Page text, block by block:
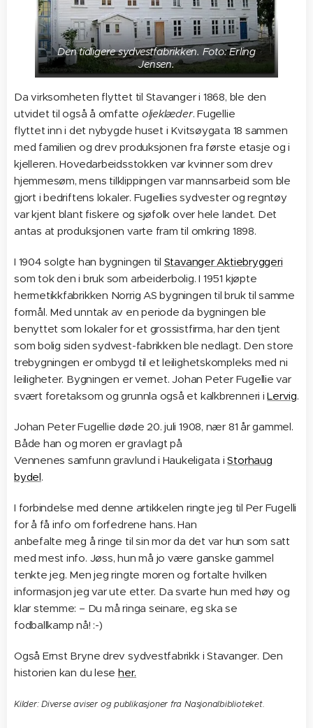
Den tidligere sydvestfabrikken. Foto: Erling
Jensen.
Da virksomheten flyttet til Stavanger i 1868, ble den
utvidet til også å omfatte oljeklæder. Fugellie
flyttet inn i det nybygde huset i Kvitsøygata 18 sammen
med familien og drev produksjonen fra første etasje og i
kjelleren. Hovedarbeidsstokken var kvinner som drev
hjemmesøm, mens tilklippingen var mannsarbeid som ble
gjort i bedriftens lokaler. Fugellies sydvester og regntøy
var kjent blant fiskere og sjøfolk over hele landet. Det
antas at produksjonen varte fram til omkring 1898.
I 1904 solgte han bygningen til Stavanger Aktiebryggeri
som tok den i bruk som arbeiderbolig. I 1951 kjøpte
hermetikkfabrikken Norrig AS bygningen til bruk til samme
formål. Med unntak av en periode da bygningen ble
benyttet som lokaler for et grossistfirma, har den tjent
som bolig siden sydvest-fabrikken ble nedlagt. Den store
trebygningen er ombygd til et leilighetskompleks med ni
leiligheter. Bygningen er vernet. Johan Peter Fugellie var
svært foretaksom og grunnla også et kalkbrenneri iLervig.
Johan Peter Fugellie døde 20. juli 1908, nær 81 år gammel.
Både han og moren er gravlagt på
Vennenes samfunn gravlund i Haukeligata iStorhaug
bydel.
I forbindelse med denne artikkelen ringte jeg til Per Fugelli
for å få info om forfedrene hans. Han
anbefalte meg å ringe til sin mor da det var hun som satt
med mest info. Jøss, hun må jo være ganske gammel
tenkte jeg. Men jeg ringte moren og fortalte hvilken
informasjon jeg var ute etter. Da svarte hun med høy og
klar stemme: – Du må ringa seinare, eg ska se
fodballkamp nå! :-)
Også Ernst Bryne drev sydvestfabrikk i Stavanger. Den
historien kan du lese her.
Kilder: Diverse aviser og publikasjoner fra Nasjonalbiblioteket.